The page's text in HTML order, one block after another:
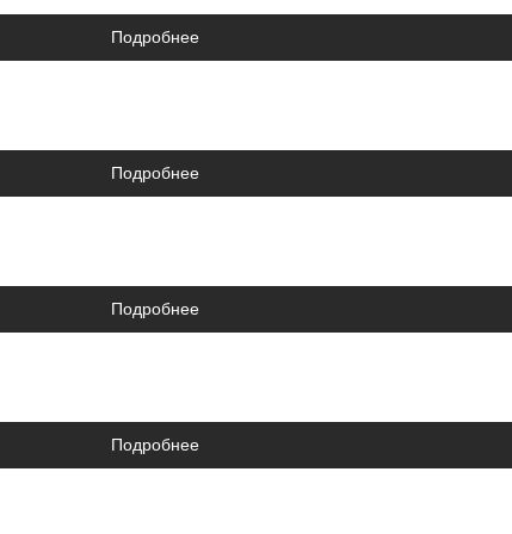
Подробнее
Подробнее
Подробнее
Подробнее